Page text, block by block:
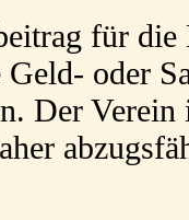
für
oder
Der Verein